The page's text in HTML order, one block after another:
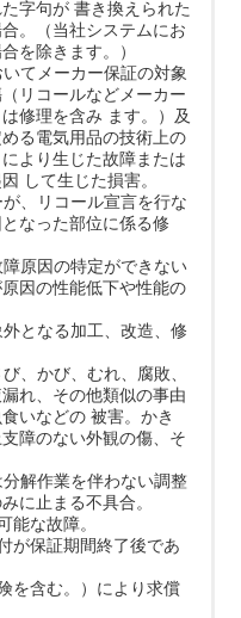
字句が 書き換えられた
。（当社システムにお
を除きます。）
いてメーカー保証の対象
リコールなどメーカー
修理を含み ます。）及
る電気用品の技術上の
より生じた故障または
して生じた損害。
が、リコール宣言を行な
なった部位に係る修
障原因の特定ができない
因の性能低下や性能の
外となる加工、改造、修
、かび、むれ、腐敗、
れ、その他類似の事由
いなどの 被害。かき
障のない外観の傷、そ
分解作業を伴わない調整
に止まる不具合。
能な故障。
が保証期間終了後であ
を含む。）により求償